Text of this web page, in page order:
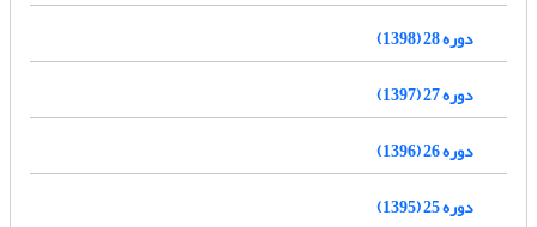
دوره 28 (1398)
دوره 27 (1397)
دوره 26 (1396)
دوره 25 (1395)